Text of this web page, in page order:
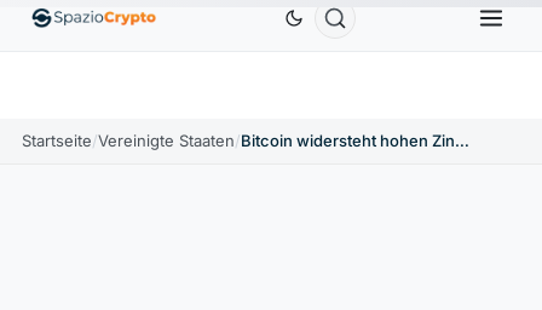
EthereumETH1.880,58 $ TetherUSDT0,9991 $ BNBBNB
Startseite/Vereinigte Staaten/ Bitcoin widersteht hohen Zinsen: Fed und Märkte im Spannungsfeld